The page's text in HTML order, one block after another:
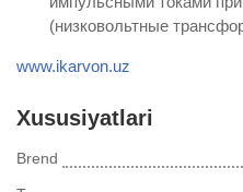
(низковольтные
www.ikarvon.uz
Xususiyatlari
Brend